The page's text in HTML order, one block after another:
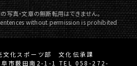
写真・文章の無断転用はできません。
without permission is prohibited
化スポーツ部 文化伝承課
市薮田南2-1-1 TEL 058-272-